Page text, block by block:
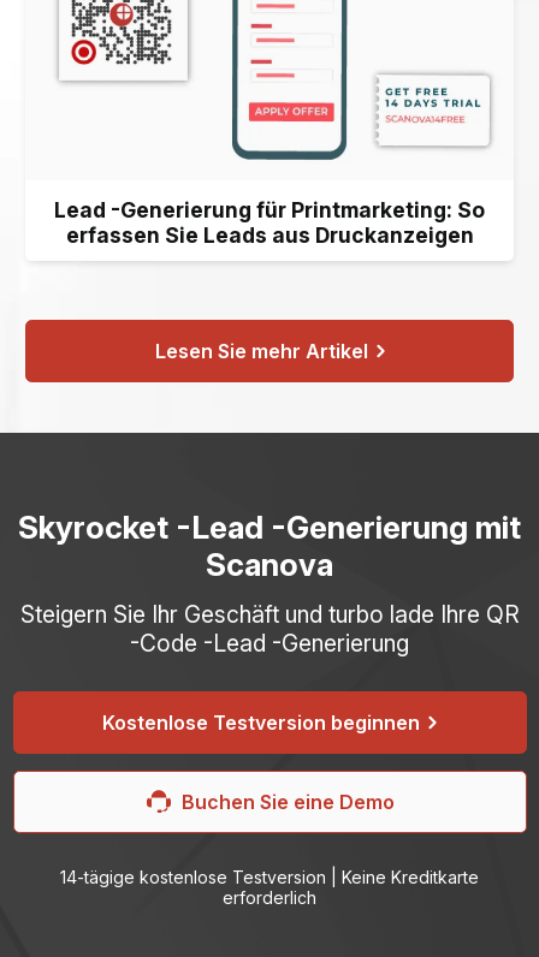
Lead -Generierung für Printmarketing: So
erfassen Sie Leads aus Druckanzeigen
Lesen Sie mehr Artikel
Skyrocket -Lead -Generierung mit
Scanova
Steigern Sie Ihr Geschäft und turbo lade Ihre QR
-Code -Lead -Generierung
Kostenlose Testversion beginnen
Buchen Sie eine Demo
14-tägige kostenlose Testversion | Keine Kreditkarte
erforderlich